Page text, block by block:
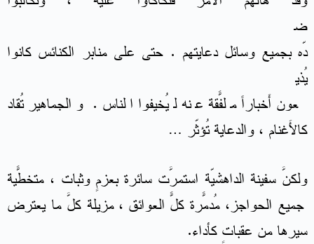
ض
دّه بجميع وسائل دعايتهم . حتى على منابر الكنائس كانوا
يُذي
عون أَخباراً ملفّقةً عنه ليُخيفوا الناس . والجماهير تُقاد
كالأَغنام ، والدعاية تُؤثّر …
ولكنَّ سفينة الداهشيّة استمرَّت سائرة بعزمٍ وثبات ، متخطّيةً
جميع الحواجز، مُدمّرةً كلّ العوائق ، مزيلةً كلَّ ما يعترض
سيرها من عقباتٍ كأداء.